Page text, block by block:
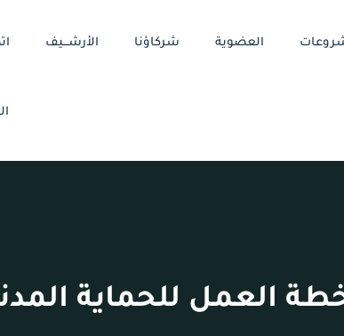
الأرشـــيف شركاؤنا العضوية
العمل للحماية